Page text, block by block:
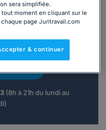
?
(8h à 21h du lundi au
sera simplifiée.
tout moment en cliquant sur le
page Juritravail.com
& continuer